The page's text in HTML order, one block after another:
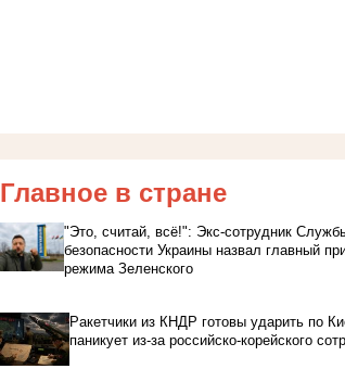
Главное в стране
"Это, считай, всё!": Экс-сотрудник
безопасности Украины назвал главный
режима Зеленского
Ракетчики из КНДР готовы ударить по
паникует из-за российско-корейского